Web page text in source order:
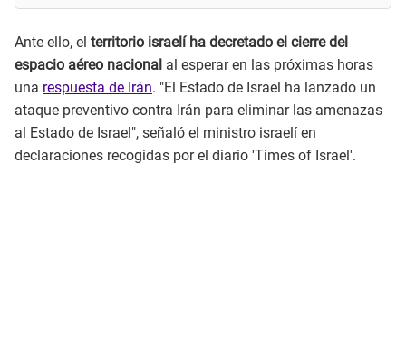
Ante ello, el territorio israelí ha decretado el cierre del
espacio aéreo nacional al esperar en las próximas horas
una respuesta de Irán. "El Estado de Israel ha lanzado un
ataque preventivo contra Irán para eliminar las amenazas
al Estado de Israel", señaló el ministro israelí en
declaraciones recogidas por el diario 'Times of Israel'.